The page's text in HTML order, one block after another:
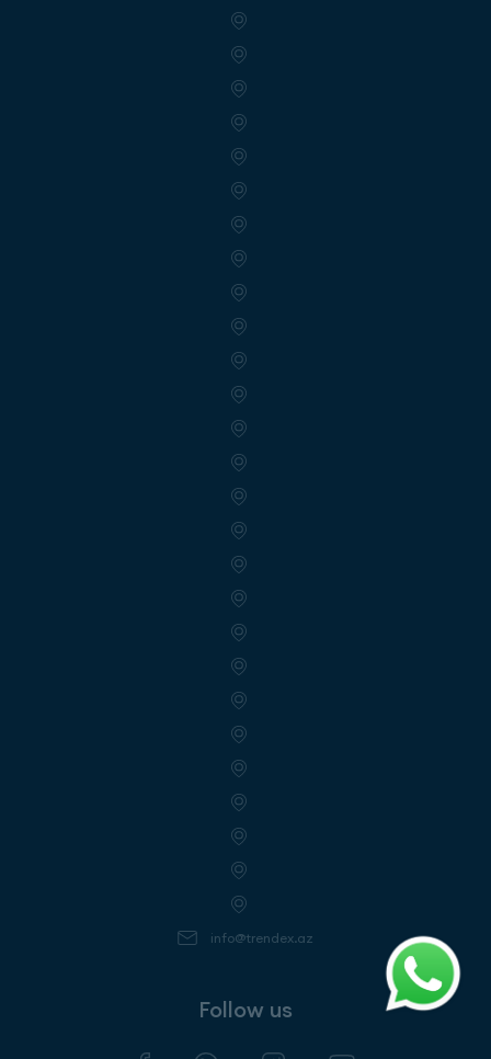
info@trendex.az
Follow us